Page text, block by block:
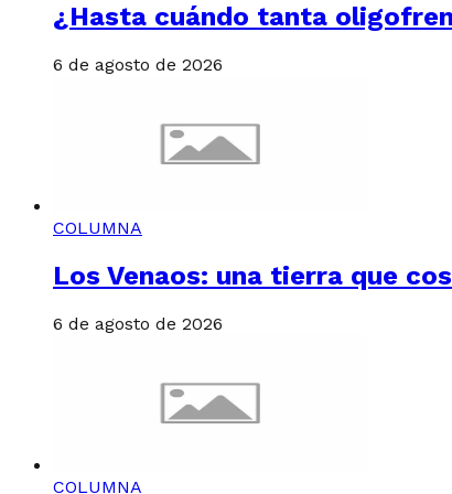
¿Hasta cuándo tanta
6 de agosto de 2026
COLUMNA
Los Venaos: una tierra que
6 de agosto de 2026
COLUMNA